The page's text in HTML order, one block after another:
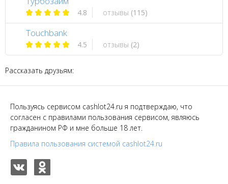
4.8 отзывы (115)
Touchbank
4.5 отзывы (2)
Рассказать друзьям:
Пользуясь сервисом cashlot24.ru я подтверждаю, что
согласен с правилами пользования сервисом, являюсь
гражданином РФ и мне больше 18 лет.
Правила пользования системой cashlot24.ru